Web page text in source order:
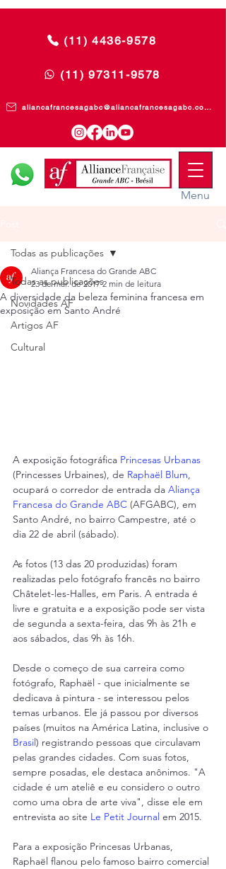
(11) 4436-9578
(11) 97311-9578
aliancafrancesagabc@aliancafrancesagabc.com.br
Menu
Todas as publicações
Novidades AF
Artigos AF
Cultural
Todas as publicações
A diversidade da beleza feminina francesa em
exposição em Santo André
Aliança Francesa do Grande ABC
23 de mar. de 2017 2 min de leitura
A exposição fotográfica Princesas Urbanas
(Princesses Urbaines), de Raphaël Blum,
ocupará o corredor de entrada da Aliança
Francesa do Grande ABC (AFGABC), em
Santo André, no bairro Campestre, até o
dia 22 de abril (sábado).
As fotos (13 das 20 produzidas) foram
realizadas pelo fotógrafo francês no bairro
Châtelet-les-Halles, em Paris. A entrada é
livre e gratuita e a exposição pode ser vista
de segunda a sexta-feira, das 9h às 21h e
aos sábados, das 9h às 16h.
Desde o começo de sua carreira como
fotógrafo, Raphaël - que inicialmente se
dedicava à pintura - se interessou pelos
temas urbanos. Ele já passou por diversos
países (muitos na América Latina, inclusive o
Brasil) registrando pessoas que circulavam
pelas grandes cidades. Com suas fotos,
sempre posadas, ele destaca anônimos. "A
cidade é um ateliê e eu considero o outro
como uma obra de arte viva", disse ele em
entrevista ao site Le Petit Journal em 2015.
Para a exposição Princesas Urbanas,
Raphaël flanou pelo famoso bairro comercial